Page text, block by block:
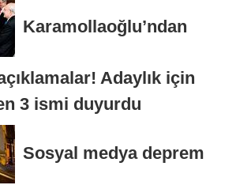
Karamollaoğlu’ndan
Adaylık için
3 ismi duyurdu
Sosyal medya deprem